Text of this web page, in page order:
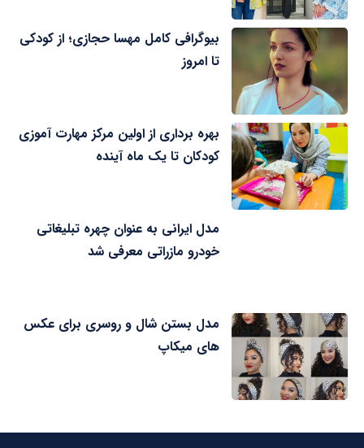
بیوگرافی کامل مهسا حجازی؛ از کودکی
تا امروز
بهره برداری از اولین مرکز مهارت آموزی
کودکان تا یک ماه آینده
مدل ایرانی به عنوان چهره تبلیغاتی
خودرو مازراتی معرفی شد
مدل بستن شال و روسری برای عکس
های میکاپ